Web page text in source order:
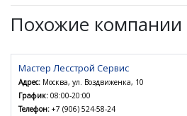
Похожие компании
Мастер Лесстрой Сервис
Адрес: Москва, ул. Воздвиженка, 10
График: 08:00-20:00
Телефон: +7 (906) 524-58-24